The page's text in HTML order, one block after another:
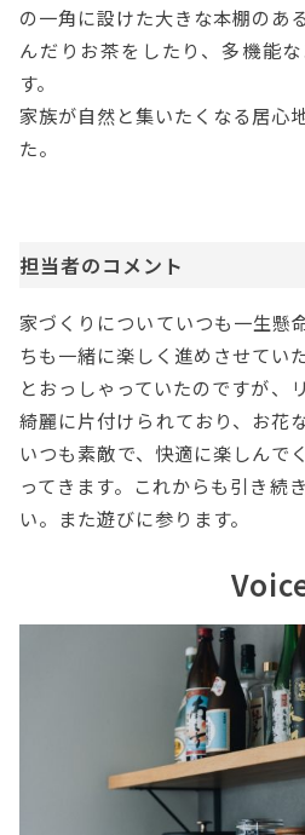
の一角に設けた大きな本棚のあ
んだりお茶をしたり、多機能
す。
家族が自然と集いたくなる居心
た。
担当者のコメント
家づくりについていつも一生懸
ちも一緒に楽しく進めさせてい
とおっしゃっていたのですが、
綺麗に片付けられており、お花
いつも素敵で、快適に楽しんで
ってきます。これからも引き続
い。また遊びに参ります。